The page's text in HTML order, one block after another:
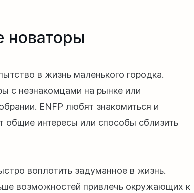
новаторы
в жизнь маленького городка.
с незнакомцами на рынке или
ENFP любят знакомиться и
общие интересы или способы сблизить
воплотить задуманное в жизнь.
возможностей привлечь окружающих к